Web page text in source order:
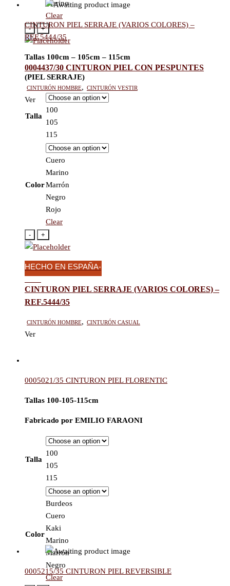
Marino
Clear
- +
0004437/30 CINTURON PIEL CON PESPUNTES
Cinturón hombre, Cinturón vestir
Ver
CINTURON PIEL SERRAJE (VARIOS COLORES) –
REF.5444/35
Tallas 100cm – 105cm – 115cm
(PIEL SERRAJE)
Talla
100
105
115
Color
Cuero
Marino
Marrón
Negro
Rojo
Clear
- +
HECHO EN ESPAÑA-
PIEL
CINTURON PIEL SERRAJE (VARIOS COLORES) –
REF.5444/35
Cinturón hombre, Cinturón casual
Ver
0005021/35 CINTURON PIEL FLORENTIC
Tallas 100-105-115cm
Fabricado por EMILIO FARAONI
Talla
100
105
115
Color
Burdeos
Cuero
Kaki
Marino
Marrón
Negro
Clear
0005215/35 CINTURON PIEL REVERSIBLE